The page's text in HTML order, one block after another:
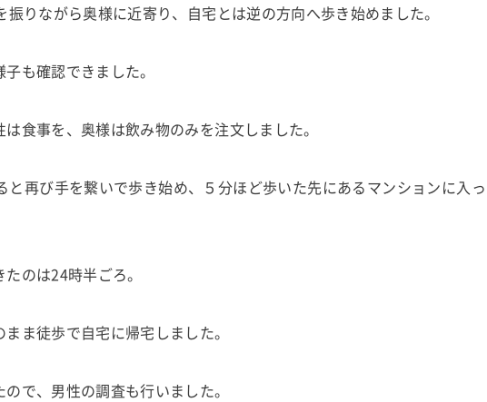
りながら奥様に近寄り、自宅とは逆の方向へ歩き始めました。
も確認できました。
食事を、奥様は飲み物のみを注文しました。
再び手を繋いで歩き始め、５分ほど歩いた先にあるマンションに入
のは24時半ごろ。
ま徒歩で自宅に帰宅しました。
で、男性の調査も行いました。